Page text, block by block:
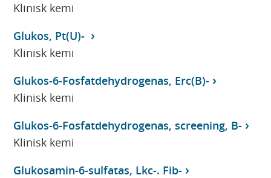
Klinisk kemi
Glukos, Pt(U)-
Klinisk kemi
Glukos-6-Fosfatdehydrogenas, Erc(B)-
Klinisk kemi
Glukos-6-Fosfatdehydrogenas, screening, B-
Klinisk kemi
Glukosamin-6-sulfatas, Lkc-. Fib-